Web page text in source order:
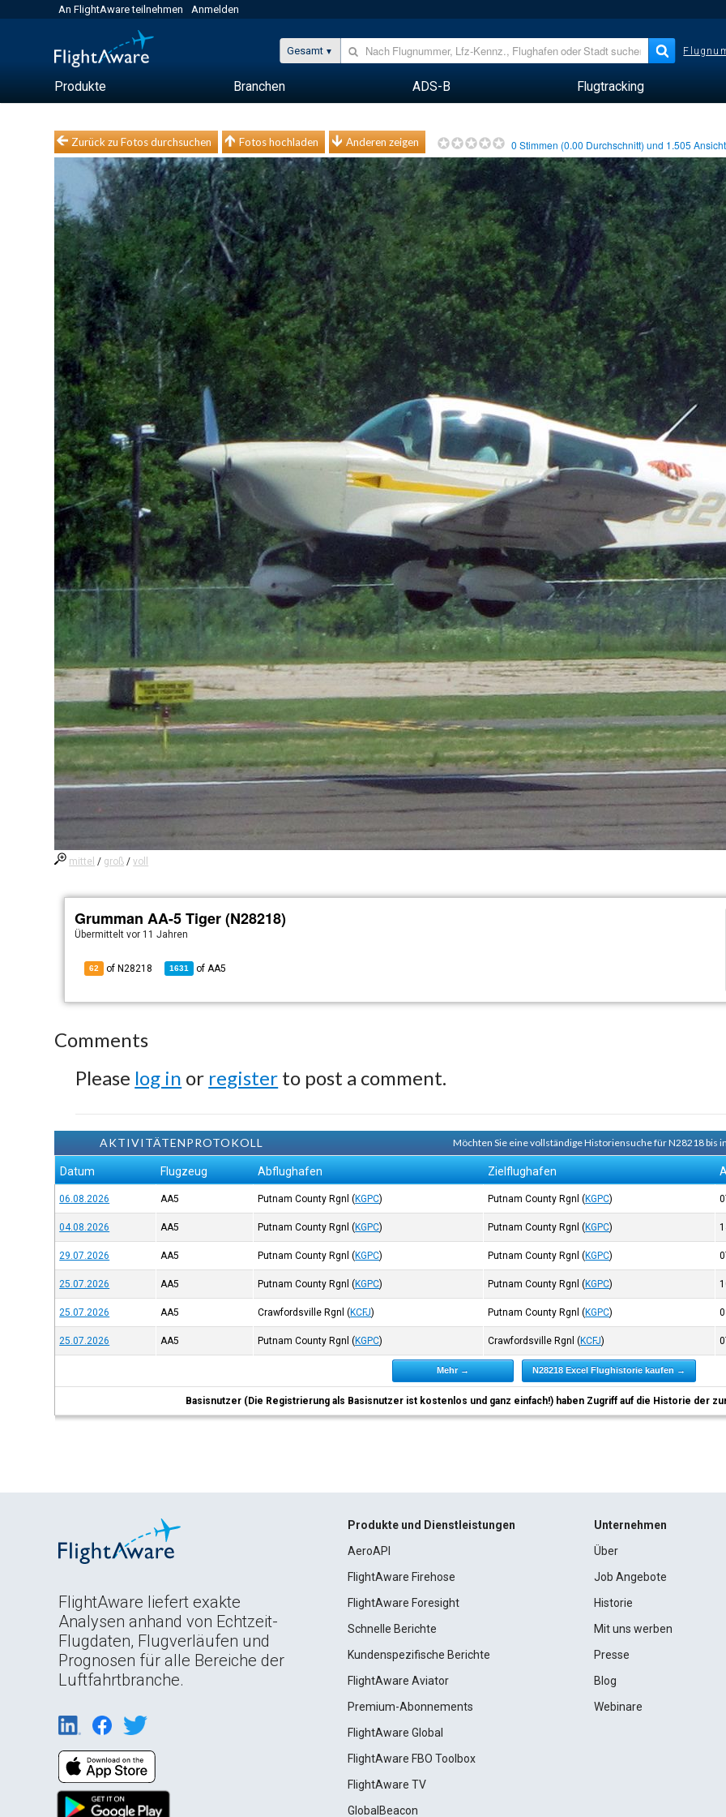
An FlightAware teilnehmen Anmelden
Gesamt
Produkte Branchen ADS-B Flugtracking
Zurück zu Fotos durchsuchen Fotos hochladen Anderen zeigen 0 Stimmen (0.00 Durchschnitt) und 1.505
mittel / groß /voll
Grumman AA-5 Tiger (N28218)
Übermitteltvor 11 Jahren
62 of N28218 1631 ofAA5
Comments
Please log in or register to post a comment.
AKTIVITÄTENPROTOKOLL Möchten Sie eine vollständige Historiensuche für N28218 bis
Datum Flugzeug Abflughafen Zielflughafen
06.08.2026 AA5 Putnam County Rgnl (KGPC) Putnam County Rgnl (KGPC)
04.08.2026 AA5 Putnam County Rgnl (KGPC) Putnam County Rgnl (KGPC)
29.07.2026 AA5 Putnam County Rgnl (KGPC) Putnam County Rgnl (KGPC)
25.07.2026 AA5 Putnam County Rgnl (KGPC) Putnam County Rgnl (KGPC)
25.07.2026 AA5 Crawfordsville Rgnl (KCFJ) Putnam County Rgnl (KGPC)
25.07.2026 AA5 Putnam County Rgnl (KGPC) Crawfordsville Rgnl (KCFJ)
Mehr → N28218 Excel Flughistorie kaufen →
Basisnutzer (Die Registrierung als Basisnutzer ist kostenlos und ganz einfach!) haben Zugriff auf die Historie der
FlightAware liefert exakte
Analysen anhand von Echtzeit-
Flugdaten, Flugverläufen und
Prognosen für alle Bereiche der
Luftfahrtbranche.
Produkte und Dienstleistungen
AeroAPI
FlightAware Firehose
FlightAware Foresight
Schnelle Berichte
Kundenspezifische Berichte
FlightAware Aviator
Premium-Abonnements
FlightAware Global
FlightAware FBO Toolbox
FlightAware TV
GlobalBeacon
Unternehmen
Über
Job Angebote
Historie
Mit uns werben
Presse
Blog
Webinare